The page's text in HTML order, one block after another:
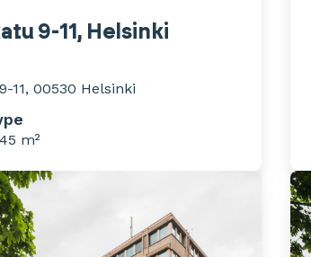
9-11, Helsinki
11, 00530 Helsinki
m²